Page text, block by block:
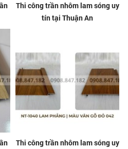
Thi công trần nhôm lam sóng uy
tín tại Thuận An
Thi công trần nhôm lam sóng uy